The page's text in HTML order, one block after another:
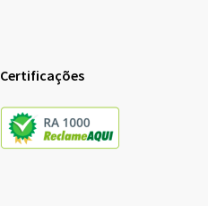
Certificações